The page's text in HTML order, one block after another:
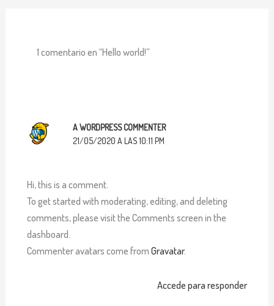
1 comentario en “Hello world!”
A WORDPRESS COMMENTER
21/05/2020 A LAS 10:11 PM
Hi, this is a comment.
To get started with moderating, editing, and deleting
comments, please visit the Comments screen in the
dashboard.
Commenter avatars come fromGravatar.
Accede para responder